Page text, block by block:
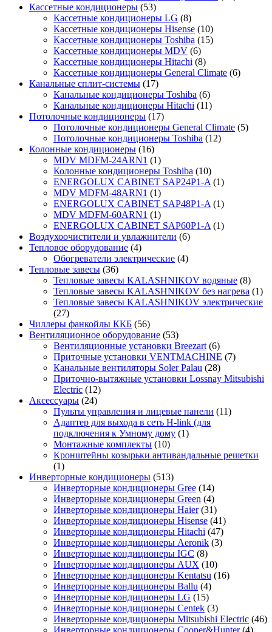
Кассетные кондиционеры (53)
Кассетные кондиционеры LG (8)
Кассетные кондиционеры Hisense (10)
Кассетные кондиционеры Toshiba (15)
Кассетные кондиционеры MDV (6)
Кассетные кондиционеры Hitachi (8)
Кассетные кондиционеры General Climate (6)
Канальные сплит-системы (17)
Канальные кондиционеры Toshiba (6)
Канальные кондиционеры Hitachi (11)
Потолочные кондиционеры (17)
Потолочные кондиционеры General Climate (5)
Потолочные кондиционеры Toshiba (12)
Колонные кондиционеры (16)
MDV MDFM-24ARN1 (1)
Колонные кондиционеры Toshiba (10)
ENERGOLUX CABINET SAP24P1-A (1)
MDV MDFM-48ARN1 (1)
ENERGOLUX CABINET SAP48P1-A (1)
MDV MDFM-60ARN1 (1)
ENERGOLUX CABINET SAP60P1-A (1)
Воздухоочистители и увлажнители (6)
Тепловое оборудование (4)
Обогреватели электрические (4)
Тепловые завесы (36)
Тепловые завесы KALASHNIKOV водяные (8)
Тепловые завесы KALASHNIKOV без нагрева (1)
Тепловые завесы KALASHNIKOV электрические
(27)
Чиллеры фанкойлы ККБ (56)
Вентиляционное оборудование (53)
Вентиляционные установки Breezart (6)
Приточные установки VENTMACHINE (7)
Канальные вентиляторы Soler Palau (28)
Приточно-вытяжные установки Lossnay Mitsubishi
Electric (12)
Аксессуары (24)
Пульты управления и лицевые панели (11)
Адаптер для выхода в сеть H-link (для
подключения к Умному дому (1)
Монтажные комплекты (10)
Кронштейны козырьки антивандальные решетки
(1)
Инверторные кондиционеры (513)
Инверторные кондиционеры Gree (14)
Инверторные кондиционеры Green (4)
Инверторные кондиционеры Haier (31)
Инверторные кондиционеры Hisense (41)
Инверторные кондиционеры Hitachi (47)
Инверторные кондиционеры Aeronik (3)
Инверторные кондиционеры IGC (8)
Инверторные кондиционеры AUX (10)
Инверторные кондиционеры Kentatsu (16)
Инверторные кондиционеры Ballu (4)
Инверторные кондиционеры LG (15)
Инверторные кондиционеры Centek (3)
Инверторные кондиционеры Mitsubishi Electric (46)
Инверторные кондиционеры Cooper&Hunter (4)